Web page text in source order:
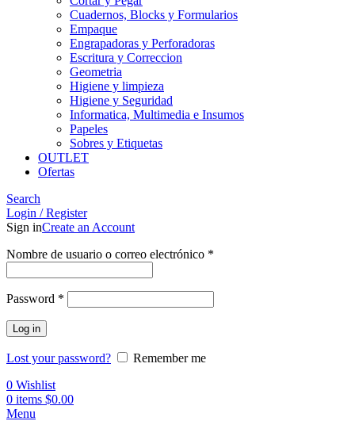
Cuadernos, Blocks y Formularios
Empaque
Engrapadoras y Perforadoras
Escritura y Correccion
Geometria
Higiene y limpieza
Higiene y Seguridad
Informatica, Multimedia e Insumos
Papeles
Sobres y Etiquetas
OUTLET
Ofertas
Search
Login / Register
Sign inCreate an Account
Nombre de usuario o correo electrónico *
Password *
Log in
Lost your password?
Remember me
0 Wishlist
0 items $0.00
Menu